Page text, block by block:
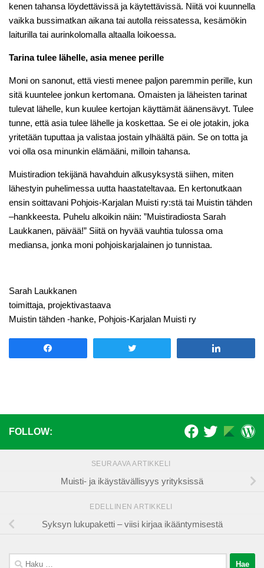
kenen tahansa löydettävissä ja käytettävissä. Niitä voi kuunnella
vaikka bussimatkan aikana tai autolla reissatessa, kesämökin
laiturilla tai aurinkolomalla altaalla loikoessa.
Tarina tulee lähelle, asia menee perille
Moni on sanonut, että viesti menee paljon paremmin perille, kun
sitä kuuntelee jonkun kertomana. Omaisten ja läheisten tarinat
tulevat lähelle, kun kuulee kertojan käyttämät äänensävyt. Tulee
tunne, että asia tulee lähelle ja koskettaa. Se ei ole jotakin, joka
yritetään tuputtaa ja valistaa jostain ylhäältä päin. Se on totta ja
voi olla osa minunkin elämääni, milloin tahansa.
Muistiradion tekijänä havahduin alkusyksystä siihen, miten
lähestyin puhelimessa uutta haastateltavaa. En kertonutkaan
ensin soittavani Pohjois-Karjalan Muisti ry:stä tai Muistin tähden
–hankkeesta. Puhelu alkoikin näin: ”Muistiradiosta Sarah
Laukkanen, päivää!” Siitä on hyvää vauhtia tulossa oma
mediansa, jonka moni pohjoiskarjalainen jo tunnistaa.
Sarah Laukkanen
toimittaja, projektivastaava
Muistin tähden -hanke, Pohjois-Karjalan Muisti ry
FOLLOW:
SEURAAVA ARTIKKELI
Muisti- ja ikäystävällisyys yrityksissä
EDELLINEN ARTIKKELI
Syksyn lukupaketti – viisi kirjaa ikääntymisestä
Haku: